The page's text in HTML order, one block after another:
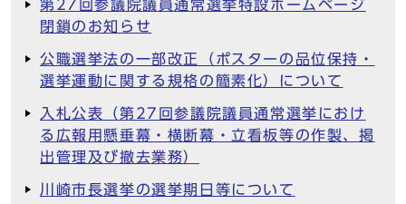
第27回参議院議員通常選挙特設ホームページ
閉鎖のお知らせ
公職選挙法の一部改正（ポスターの品位保持・
選挙運動に関する規格の簡素化）について
入札公表（第27回参議院議員通常選挙におけ
る広報用懸垂幕・横断幕・立看板等の作製、掲
出管理及び撤去業務）
川崎市長選挙の選挙期日等について